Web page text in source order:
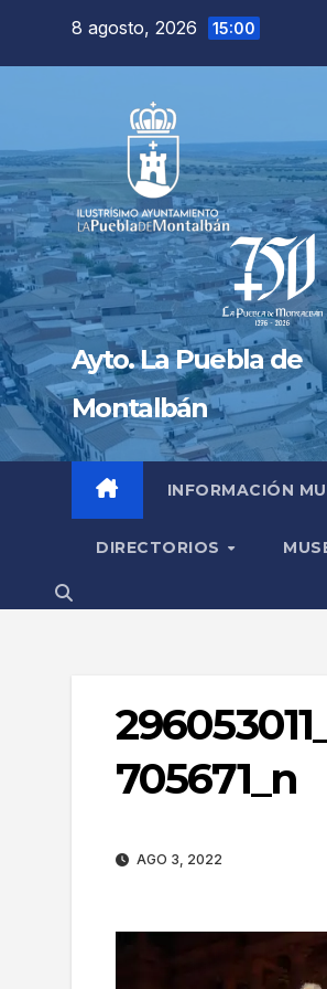
8 agosto, 2026 15:00
Ayto. La Puebla de
Montalbán
INFORMACIÓN
DIRECTORIOS
705671_n
AGO 3, 2022